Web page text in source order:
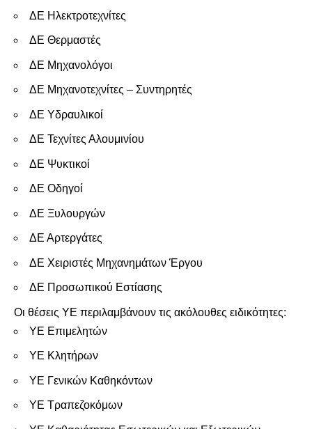
ΔΕ Ηλεκτροτεχνίτες
ΔΕ Θερμαστές
ΔΕ Μηχανολόγοι
ΔΕ Μηχανοτεχνίτες – Συντηρητές
ΔΕ Υδραυλικοί
ΔΕ Τεχνίτες Αλουμινίου
ΔΕ Ψυκτικοί
ΔΕ Οδηγοί
ΔΕ Ξυλουργών
ΔΕ Αρτεργάτες
ΔΕ Χειριστές Μηχανημάτων Έργου
ΔΕ Προσωπικού Εστίασης
Οι θέσεις ΥΕ περιλαμβάνουν τις ακόλουθες ειδικότητες:
ΥΕ Επιμελητών
ΥΕ Κλητήρων
ΥΕ Γενικών Καθηκόντων
ΥΕ Τραπεζοκόμων